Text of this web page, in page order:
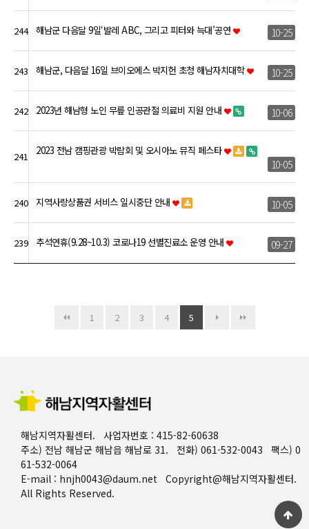
244 해남군 다음달 9일‘발레 ABC, 그리고 피터와 늑대’공연 10-25
243 해남군, 다음달 16일 브이오에스 박지헌 초청 해남자치대학 10-25
242 2023년 해남형 노인 무릎 인공관절 의료비 지원 안내 10-06
241 2023 전남 캠핑관광 박람회 및 오시아노 뮤직 페스타
10-05
240 지역사랑상품권 서비스 일시중단 안내 10-05
239 추석연휴(9.28~10.3) 코로나19 선별진료소 운영 안내 09-27
1 2 3 4 5
해남지역자활센터. 사업자번호 : 415-82-60638
주소) 전남 해남군 해남읍 해남로 31. 전화) 061-532-0043 팩스) 0
61-532-0064
E-mail : hnjh0043@daum.net Copyright@해남지역자활센터.
All Rights Reserved.